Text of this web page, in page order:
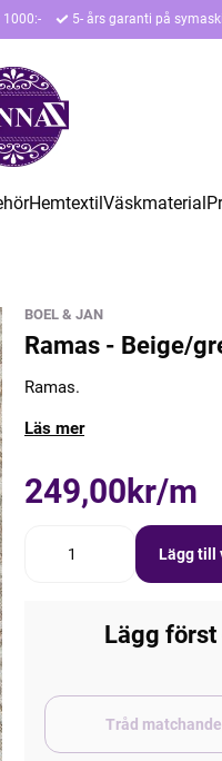
1000:- 5- års garanti på
HemtextilVäskmaterial
BOEL & JAN
Ramas - Beige/
Ramas.
Läs mer
249,00kr/m
Lägg till
Lägg först